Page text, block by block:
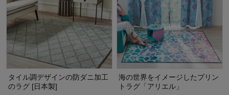
タイル調デザインの防ダニ加工
のラグ [日本製]
海の世界をイメージしたプリン
トラグ「アリエル」